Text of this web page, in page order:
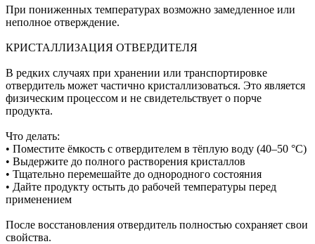
При пониженных температурах возможно замедленное или
неполное отверждение.
КРИСТАЛЛИЗАЦИЯ ОТВЕРДИТЕЛЯ
В редких случаях при хранении или транспортировке
отвердитель может частично кристаллизоваться. Это является
физическим процессом и не свидетельствует о порче
продукта.
Что делать:
• Поместите ёмкость с отвердителем в тёплую воду (40–50 °C)
• Выдержите до полного растворения кристаллов
• Тщательно перемешайте до однородного состояния
• Дайте продукту остыть до рабочей температуры перед
применением
После восстановления отвердитель полностью сохраняет свои
свойства.